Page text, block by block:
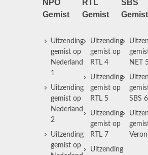
NPO
Gemist
Uitzending
gemist op
Nederland
1
Uitzending
gemist op
Nederland
2
Uitzending
gemist op
RTL
Gemist
Uitzending
gemist op
RTL 4
Uitzending
gemist op
RTL 5
Uitzending
gemist op
RTL 7
Uitzending
SBS
Gemist
NET
SBS 6